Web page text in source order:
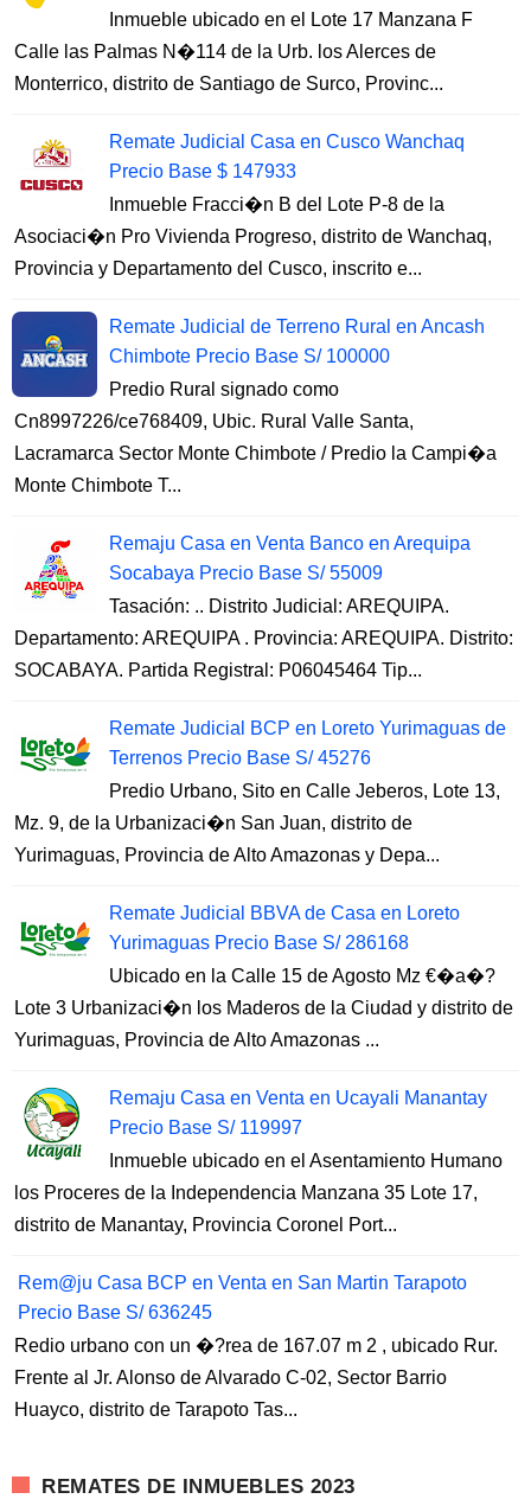
Inmueble ubicado en el Lote 17 Manzana F
Calle las Palmas N�114 de la Urb. los Alerces de
Monterrico, distrito de Santiago de Surco, Provinc...
Remate Judicial Casa en Cusco Wanchaq
Precio Base $ 147933
Inmueble Fracci�n B del Lote P-8 de la
Asociaci�n Pro Vivienda Progreso, distrito de Wanchaq,
Provincia y Departamento del Cusco, inscrito e...
Remate Judicial de Terreno Rural en Ancash
Chimbote Precio Base S/ 100000
Predio Rural signado como
Cn8997226/ce768409, Ubic. Rural Valle Santa,
Lacramarca Sector Monte Chimbote / Predio la Campi�a
Monte Chimbote T...
Remaju Casa en Venta Banco en Arequipa
Socabaya Precio Base S/ 55009
Tasación: .. Distrito Judicial: AREQUIPA.
Departamento: AREQUIPA . Provincia: AREQUIPA. Distrito:
SOCABAYA. Partida Registral: P06045464 Tip...
Remate Judicial BCP en Loreto Yurimaguas de
Terrenos Precio Base S/ 45276
Predio Urbano, Sito en Calle Jeberos, Lote 13,
Mz. 9, de la Urbanizaci�n San Juan, distrito de
Yurimaguas, Provincia de Alto Amazonas y Depa...
Remate Judicial BBVA de Casa en Loreto
Yurimaguas Precio Base S/ 286168
Ubicado en la Calle 15 de Agosto Mz €�a�?
Lote 3 Urbanizaci�n los Maderos de la Ciudad y distrito de
Yurimaguas, Provincia de Alto Amazonas ...
Remaju Casa en Venta en Ucayali Manantay
Precio Base S/ 119997
Inmueble ubicado en el Asentamiento Humano
los Proceres de la Independencia Manzana 35 Lote 17,
distrito de Manantay, Provincia Coronel Port...
Rem@ju Casa BCP en Venta en San Martin Tarapoto
Precio Base S/ 636245
Redio urbano con un �?rea de 167.07 m 2 , ubicado Rur.
Frente al Jr. Alonso de Alvarado C-02, Sector Barrio
Huayco, distrito de Tarapoto Tas...
REMATES DE INMUEBLES 2023